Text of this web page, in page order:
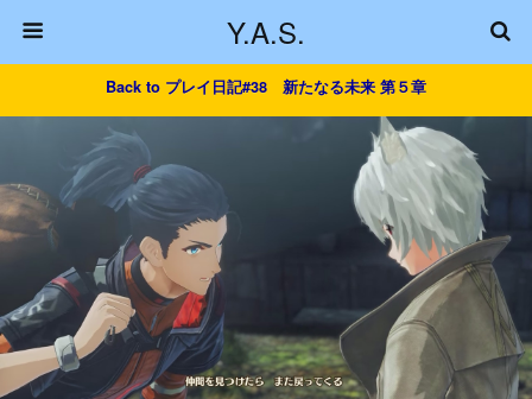
Y.A.S.
Back to プレイ日記#38 新たなる未来 第５章